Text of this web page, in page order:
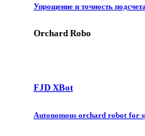
Упрощение и точность
Orchard Robo
FJD XBot
Autonomous orchard robot for